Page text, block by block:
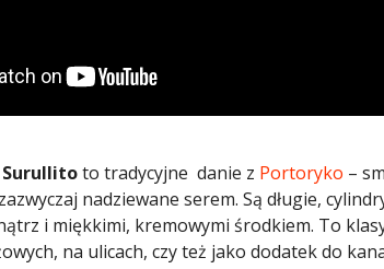
Surullitoto tradycyjne danie z Portoryko –
nadziewane serem. Są długie,
i miękkimi, kremowymi środkiem.​ To
na ulicach, czy też jako dodatek do